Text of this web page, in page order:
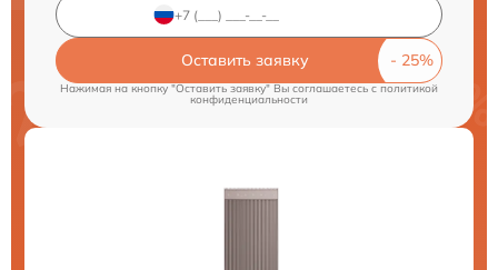
Оставить заявку
Нажимая на кнопку "Оставить заявку" Вы соглашаетесь cполитикой
конфиденциальности